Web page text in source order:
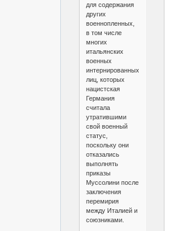
для содержания
других
военнопленных,
в том числе
многих
итальянских
военных
интернированных
лиц, которых
нацистская
Германия
считала
утратившими
свой военный
статус,
поскольку они
отказались
выполнять
приказы
Муссолини после
заключения
перемирия
между Италией и
союзниками.